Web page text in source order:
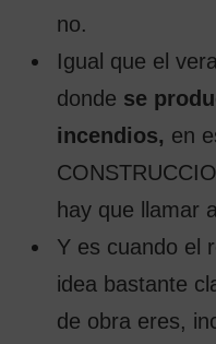
no.
Igual que el
donde se
incendios, en
hay que llamar
Y es cuando el
idea bastante
de obra eres,